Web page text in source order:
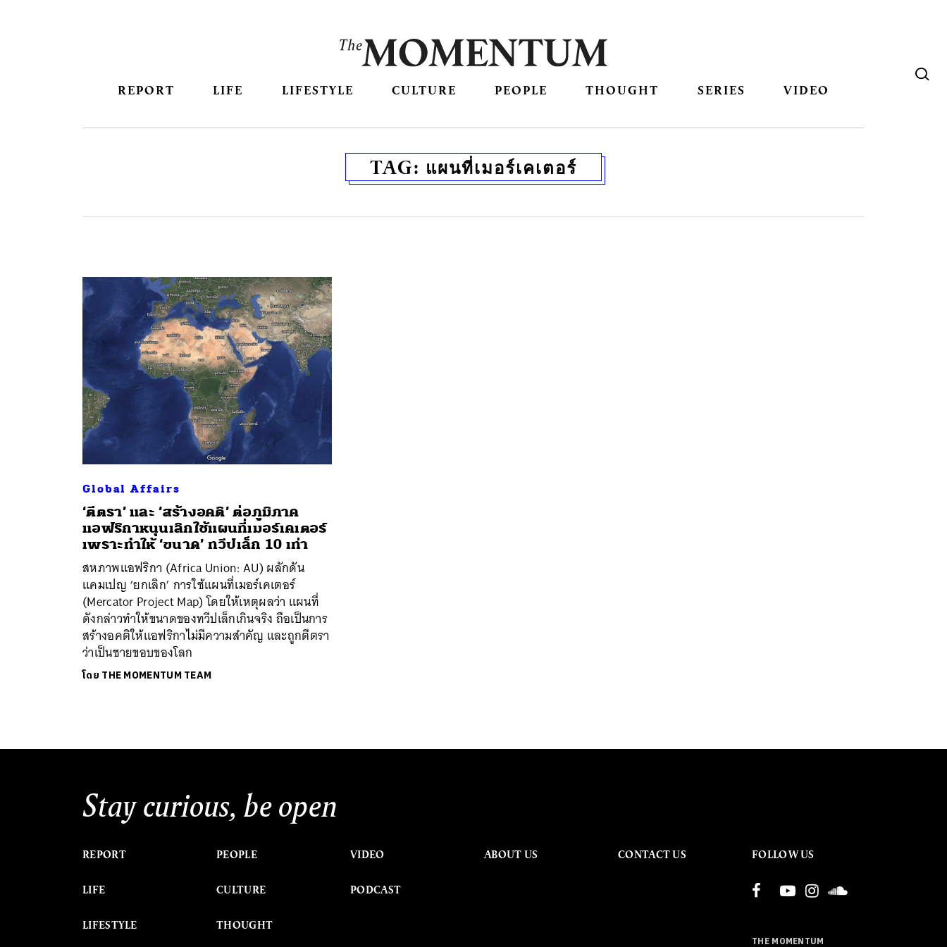
REPORT LIFE LIFESTYLE CULTURE PEOPLE THOUGHT SERIES VIDEO
TAG: แผนที่เมอร์เคเตอร์
Global Affairs
‘ตีตรา’ และ ‘สร้างอคติ’ ต่อภูมิภาค
แอฟริกาหนุนเลิกใช้แผนที่เมอร์เคเตอร์
เพราะทำให้ ‘ขนาด’ ทวีปเล็ก 10 เท่า
สหภาพแอฟริกา (Africa Union: AU) ผลักดัน
แคมเปญ ‘ยกเลิก’ การใช้แผนที่เมอร์เคเตอร์
(Mercator Project Map) โดยให้เหตุผลว่า แผนที่
ดังกล่าวทำให้ขนาดของทวีปเล็กเกินจริง ถือเป็นการ
สร้างอคติให้แอฟริกาไม่มีความสำคัญ และถูกตีตรา
ว่าเป็นชายขอบของโลก
โดย THE MOMENTUM TEAM
Stay curious, be open
REPORT
LIFE
LIFESTYLE
PEOPLE
CULTURE
THOUGHT
VIDEO
PODCAST
ABOUT US CONTACT US FOLLOW US
THE MOMENTUM
ค้นหา